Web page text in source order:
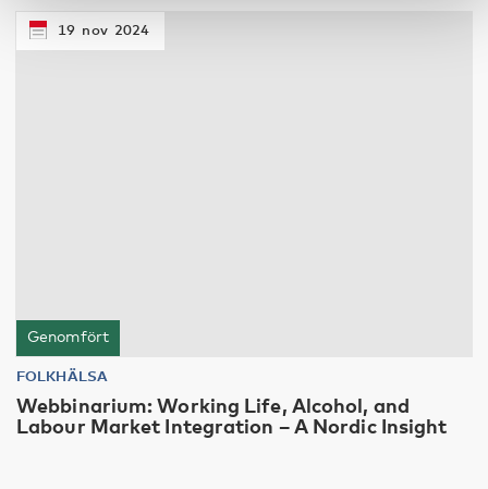
Genomfört
19 nov 2024
FOLKHÄLSA
Webbinarium: Working Life, Alcohol, and
Labour Market Integration – A Nordic Insight